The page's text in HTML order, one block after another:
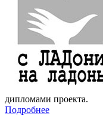
дипломами проекта.
Подробнее